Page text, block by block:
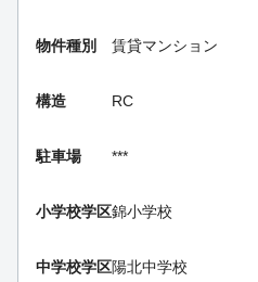
物件種別 賃貸マンション
構造 RC
駐車場 ***
小学校学区錦小学校
中学校学区陽北中学校